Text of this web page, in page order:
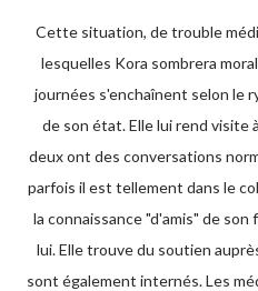
Cette situation, de trouble
lesquelles Kora sombrera
journées s'enchaînent selon le
de son état. Elle lui rend visite
deux ont des conversations
parfois il est tellement dans le
la connaissance "d'amis" de
lui. Elle trouve du soutien
sont également internés. Les